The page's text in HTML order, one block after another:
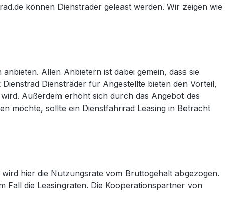
können Diensträder geleast werden. Wir zeigen wie
Allen Anbietern ist dabei gemein, dass sie
Diensträder für Angestellte bieten den Vorteil,
Außerdem erhöht sich durch das Angebot des
möchte, sollte ein Dienstfahrrad Leasing in Betracht
hier die Nutzungsrate vom Bruttogehalt abgezogen.
Fall die Leasingraten. Die Kooperationspartner von